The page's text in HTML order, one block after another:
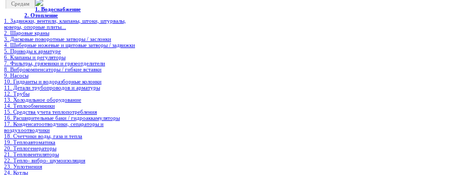
Средам
1. Водоснабжение
2. Отопление
1. Задвижки, вентили, клапаны, штоки, штурвалы,
коверы, опорные плиты...
2. Шаровые краны
3. Дисковые поворотные затворы / заслонки
4. Шиберные ножевые и щитовые затворы / задвижки
5. Приводы к арматуре
6. Клапаны и регуляторы
7. Фильтры, грязевики и грязеотделители
8. Виброкомпенсаторы / гибкие вставки
9. Насосы
10. Гидранты и водоразборные колонки
11. Детали трубопроводов и арматуры
12. Трубы
13. Холодильное oборудование
14. Теплообменники
15. Средства учета теплопотребления
16. Расширительные баки / гидроаккамуляторы
17. Конденсатоотводчики, сепараторы и
воздухоотводчики
18. Счетчики воды, газа и тепла
19. Теплоавтоматика
20. Теплогенераторы
21. Тепловентиляторы
22. Тепло- вибро- шумоизоляция
23. Уплотнения
24. Котлы